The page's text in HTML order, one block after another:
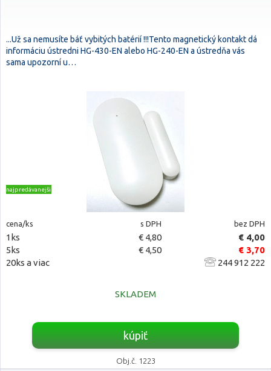
...Už sa nemusíte báť vybitých batérií !!!Tento magnetický kontakt dá
informáciu ústredni HG-430-EN alebo HG-240-EN a ústredňa vás
sama upozorní u…
najpredávanejšie
cena/ks s DPH bez DPH
1ks € 4,80
€ 4,00
5ks
€ 4,50
€ 3,70
20ks a viac
244 912 222
SKLADEM
kúpiť
Obj.č. 1223